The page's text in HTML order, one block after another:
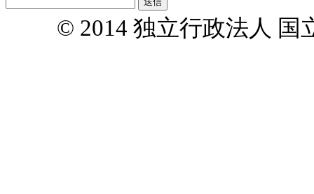
© 2014 独立行政法人 国